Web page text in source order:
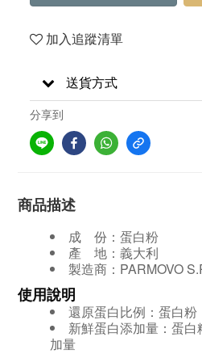
加入追蹤清單
送貨方式
分享到
商品描述
成 份：蛋白粉
產 地：義大利
製造商：PARMOVO
使用說明
還原蛋白比例：蛋白粉
新鮮蛋白添加量：蛋白
加量